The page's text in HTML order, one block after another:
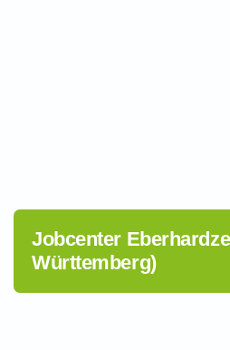
Jobcenter
Württemberg)